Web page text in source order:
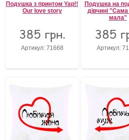
Подушка з принтом Yap!!
Our love story
385 грн.
Артикул: 71668
Подушка на
дівчині
мала"
385
Артикул: